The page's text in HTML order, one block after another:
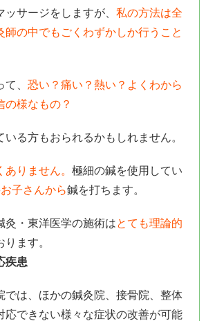
サージをしますが、 私の方法は全
師の中でもごくわずかしか行うこと
、 恐い？痛い？熱い？よくわから
の様なもの？
いる方もおられるかもしれません。
ありません。 極細の鍼を使用してい
子さんから鍼を打ちます。
灸・東洋医学の施術はとても理論的
ます。
疾患
では、ほかの鍼灸院、接骨院、整体
応できない様々な症状の改善が可能